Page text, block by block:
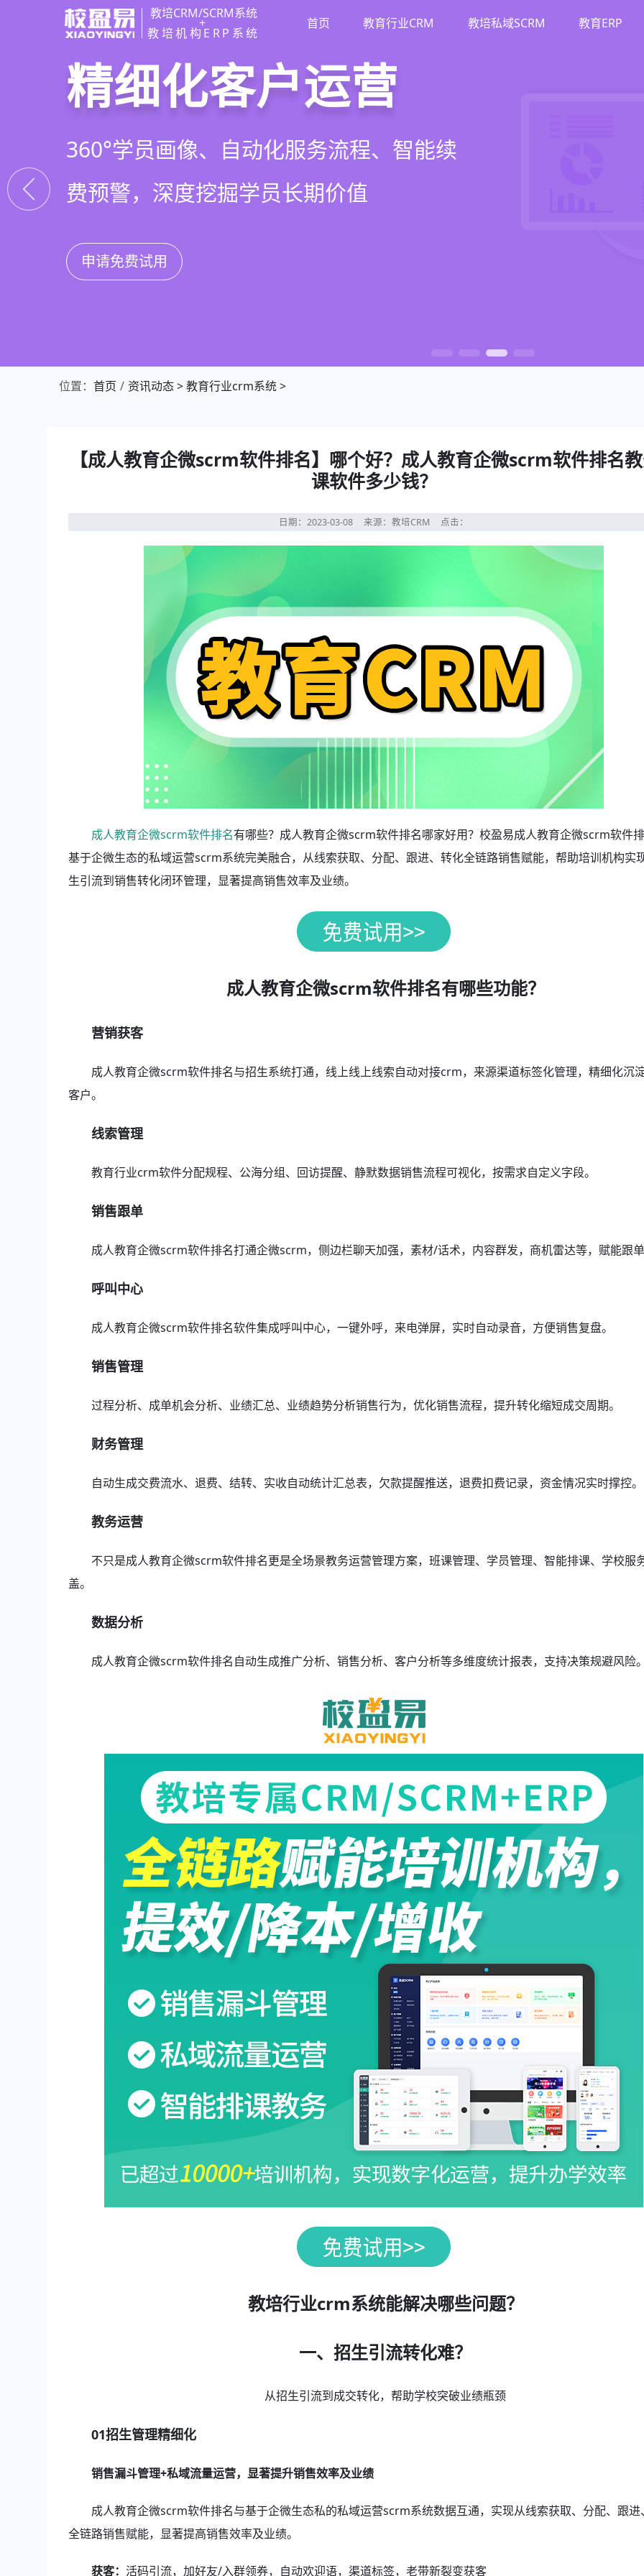
教培CRM/SCRM系统
+
教培机构ERP系统
首页 教育行业CRM 教培私域SCRM 教育ERP
教培行业CRM
以学员为中心，打通从引流、转化、教学到
复购转介绍的全生命周期增长引擎
申请免费试用
智能销售漏斗
线索自动分配、标准化跟单、试听转化分
析，打造高绩效招生团队
申请免费试用
精细化客户运营
360°学员画像、自动化服务流程、智能续
费预警，深度挖掘学员长期价值
申请免费试用
私域招生与裂变
集成企微SCRM、小程序商城、丰富裂变工
具，实现低成本口碑增长
申请免费试用
位置： 首页 资讯动态>教育行业crm系统>
【成人教育企微scrm软件排名】哪个好？成人教育企微scrm软件排名
课软件多少钱？
日期：2023-03-08来源：教培CRM 点击：
成人教育企微scrm软件排名有哪些？成人教育企微scrm软件排名哪家好用？校盈易成人教育企微scrm软件
基于企微生态的私域运营scrm系统完美融合，从线索获取、分配、跟进、转化全链路销售赋能，帮助培训机构实
生引流到销售转化闭环管理，显著提高销售效率及业绩。
成人教育企微scrm软件排名有哪些功能？
营销获客
成人教育企微scrm软件排名与招生系统打通，线上线上线索自动对接crm，来源渠道标签化管理，精细化沉
客户。
线索管理
教育行业crm软件分配规程、公海分组、回访提醒、静默数据销售流程可视化，按需求自定义字段。
销售跟单
成人教育企微scrm软件排名打通企微scrm，侧边栏聊天加强，素材/话术，内容群发，商机雷达等，赋能跟
呼叫中心
成人教育企微scrm软件排名软件集成呼叫中心，一键外呼，来电弹屏，实时自动录音，方便销售复盘。
销售管理
过程分析、成单机会分析、业绩汇总、业绩趋势分析销售行为，优化销售流程，提升转化缩短成交周期。
财务管理
自动生成交费流水、退费、结转、实收自动统计汇总表，欠款提醒推送，退费扣费记录，资金情况实时撑控。
教务运营
不只是成人教育企微scrm软件排名更是全场景教务运营管理方案，班课管理、学员管理、智能排课、学校服
盖。
数据分析
成人教育企微scrm软件排名自动生成推广分析、销售分析、客户分析等多维度统计报表，支持决策规避风险
教培行业crm系统能解决哪些问题？
一、招生引流转化难？
从招生引流到成交转化，帮助学校突破业绩瓶颈
01招生管理精细化
销售漏斗管理+私域流量运营，显著提升销售效率及业绩
成人教育企微scrm软件排名与基于企微生态私的私域运营scrm系统数据互通，实现从线索获取、分配、跟进
全链路销售赋能，显著提高销售效率及业绩。
获客： 活码引流，加好友/入群领券，自动欢迎语，渠道标签，老带新裂变获客